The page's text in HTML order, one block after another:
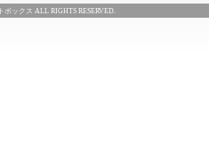
ボックス ALL RIGHTS RESERVED.